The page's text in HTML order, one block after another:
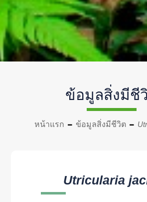
ข้อมูลสิ่งมีชี
หน้าแรก ข้อมูลสิ่งมีชีวิต
Utricularia